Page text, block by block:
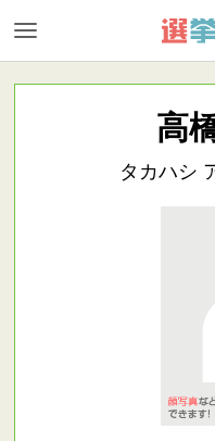
高
タカハシ